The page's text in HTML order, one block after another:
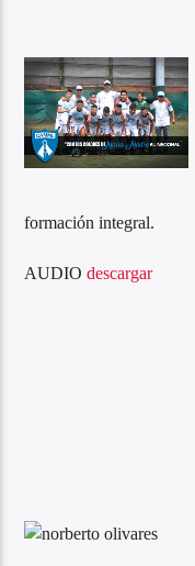
formación integral.
AUDIOdescargar